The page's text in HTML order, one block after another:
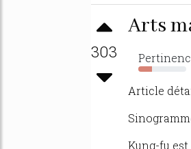
303
Arts
29%
Article
Kung-fu